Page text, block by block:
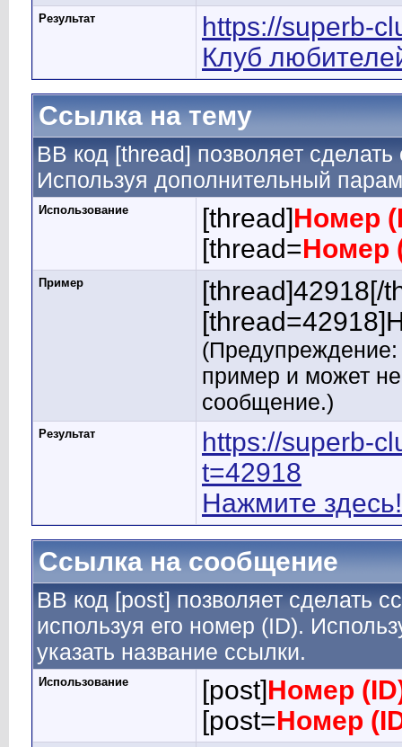
Результат
https://superb-
Клуб
Ссылка на тему
BB код [thread] позволяет
Используя дополнительный
Использование [thread]Номер
[thread=Номер
Пример
[thread]42918[/
пример и может
сообщение.)
Результат
https://superb-
t=42918
Нажмите здесь!
Ссылка на сообщение
BB код [post] позволяет сделать
используя его номер (ID).
указать название ссылки.
Использование [post]Номер
[post=Номер